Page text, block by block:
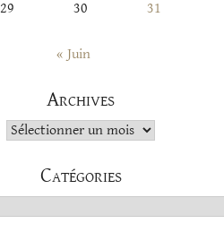
29 30 31
« Juin
Archives
Archives
Catégories